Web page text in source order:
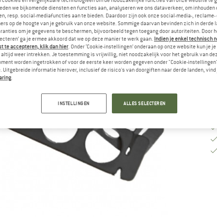
we bijkomende diensten en functies aan, analyseren we ons dataverkeer, om inhouden
resp. social-mediafuncties aan te bieden. Daardoor zijn ook onze social-media-, reclame-
op de hoogte van je gebruik van onze website. Sommige daarvan bevinden zich in derde
om je gegevens te beschermen, bijvoorbeeld tegen toegang door autoriteiten. Door
ga je ermee akkoord dat we op deze manier te werk gaan. Indien je enkel technisch
te accepteren, klik dan hier. Onder ‘Cookie-instellingen’ onderaan op onze website kun je
altijd weer intrekken. Je toestemming is vrijwillig, niet noodzakelijk voor het gebruik van
worden ingetrokken of voor de eerste keer worden gegeven onder "Cookie-
Uitgebreide informatie hierover, inclusief de risico's van doorgiften naar derde landen, vind
.
INSTELLINGEN ALLES SELECTEREN